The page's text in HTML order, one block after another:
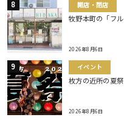
開店・閉店
牧野本町の「フ
2026年8月6日
イベント
枚方の近所の夏
2026年8月6日